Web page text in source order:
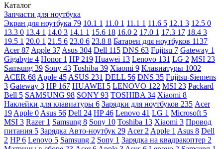
Каталог
Запчасти для ноутбука
Экран для ноутбука 79 10.1 1 11.0 1 11.1 1 11.6 5 12.1 3 12.5 0
13.3 0 13.4 1 14.0 3 14.1 1 15.6 18 16.0 2 17.0 1 17.3 17 18.4 3
19.5 1 20.0 1 21.5 6 23.0 6 23.8 8 Батареи для ноутбуков 1137
Acer87 Apple 37 Asus 304 Dell 115 DNS 63 Fujitsu 7 Gateway 1
Gigabyte 4 Honor 1 HP 219 Huawei 13 Lenovo 131 LG 2 MSI 23
Samsung 39 Sony 43 Toshiba 39 Xiaomi 9 Клавиатуры 1002
ACER 68 Apple 45 ASUS 231 DELL 56 DNS 35 Fujitsu-Siemens
3 Gateway 3 HP 167 HUAWEI 5 LENOVO 122 MSI 23 Packard
Bell 5 SAMSUNG 98 SONY 93 TOSHIBA 34 Xiaomi 8
Наклейки для клавиатуры 6 Зарядки для ноутбуков 235 Acer
19 Apple 0 Asus 56 Dell 24 HP46 Lenovo 41 LG 1 Microsoft 5
MSI 3 Razer 1 Samsung 8 Sony 10 Toshiba 13 Xiaomi 3 Провод
питания 5 Зарядка Авто-ноутбук 29 Acer 2 Apple 1 Asus 8 Dell
2 HP6 Lenovo 5 Samsung 2 Sony 1 Зарядка на квадракоптер 2